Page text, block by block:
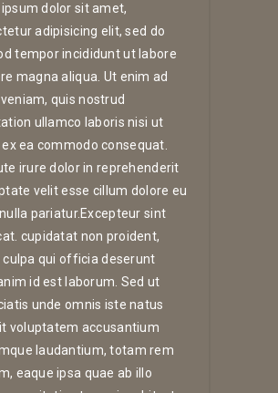
ipsum dolor sit amet,
adipisicing elit, sed do
tempor incididunt ut labore
magna aliqua. Ut enim ad
quis nostrud
ullamco laboris nisi ut
ea commodo consequat.
irure dolor in reprehenderit
velit esse cillum dolore eu
pariatur.Excepteur sint
cupidatat non proident,
culpa qui officia deserunt
id est laborum. Sed ut
unde omnis iste natus
voluptatem accusantium
laudantium, totam rem
eaque ipsa quae ab illo